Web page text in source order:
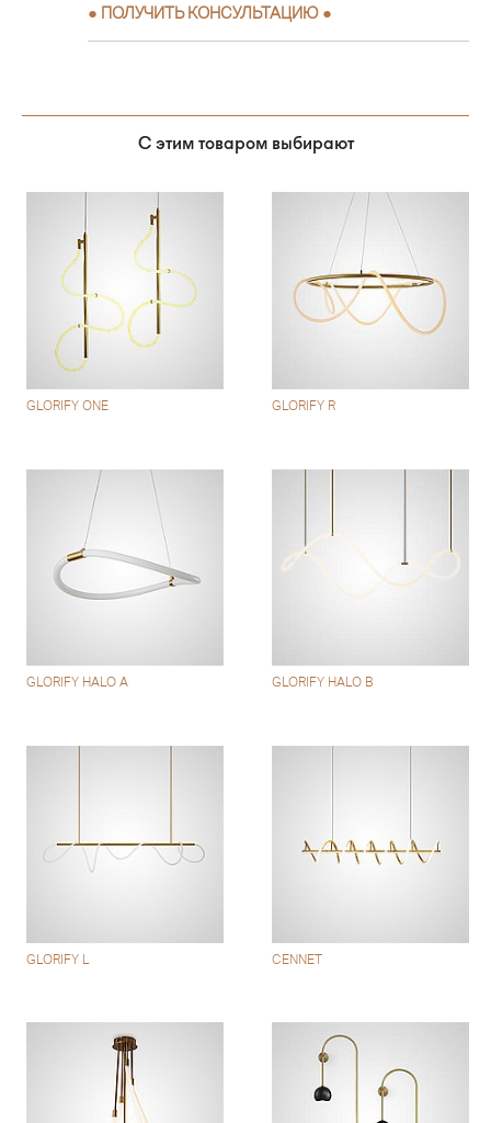
● ПОЛУЧИТЬ КОНСУЛЬТАЦИЮ ●
С этим товаром выбирают
GLORIFY ONE GLORIFY R
GLORIFY HALO A GLORIFY HALO B
GLORIFY L CENNET